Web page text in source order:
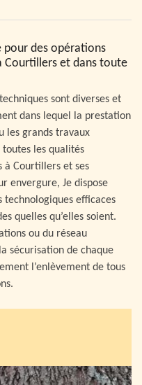
pour des opérations
Courtillers et dans toute
sont diverses et
dans lequel la prestation
les grands travaux
toutes les qualités
à Courtillers et ses
envergure, Je dispose
technologiques efficaces
quelles qu’elles soient.
ou du réseau
sécurisation de chaque
l’enlèvement de tous